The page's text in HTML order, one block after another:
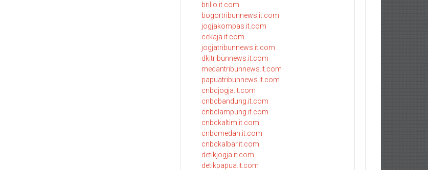
brilio.it.com
bogortribunnews.it.com
jogjakompas.it.com
cekaja.it.com
jogjatribunnews.it.com
dkitribunnews.it.com
medantribunnews.it.com
papuatribunnews.it.com
cnbcjogja.it.com
cnbcbandung.it.com
cnbclampung.it.com
cnbckaltim.it.com
cnbcmedan.it.com
cnbckalbar.it.com
detikjogja.it.com
detikpapua.it.com